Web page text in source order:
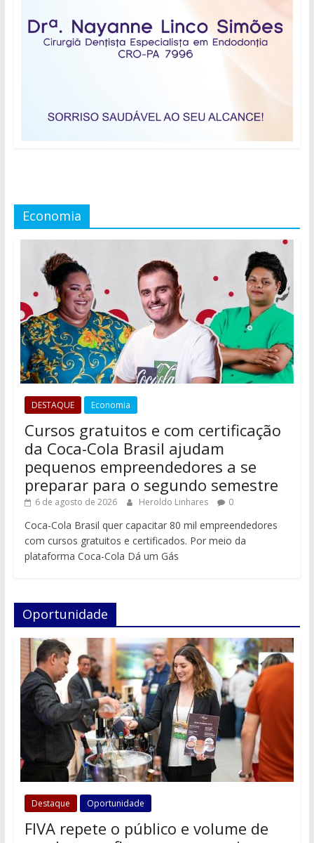
Economia
DESTAQUE Economia
Cursos gratuitos e com certificação
da Coca-Cola Brasil ajudam
pequenos empreendedores a se
preparar para o segundo semestre
6 de agosto de 2026 Heroldo Linhares 0
Coca-Cola Brasil quer capacitar 80 mil empreendedores
com cursos gratuitos e certificados. Por meio da
plataforma Coca-Cola Dá um Gás
Oportunidade
Destaque Oportunidade
FIVA repete o público e volume de